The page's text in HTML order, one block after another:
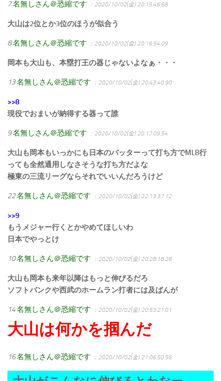
7名無しさん＠恐縮です ：2020/10/02(金) 20:15:46.68
大山は2位とか3位のほうが似合う
8名無しさん＠恐縮です ：2020/10/02(金) 20:16:54.09
岡本も大山も、本塁打王の器じゃないよなぁ・・・
13名無しさん＠恐縮です ：2020/10/02(金) 20:43:40.90
>>8
現役でおまいが納得する器って誰
9名無しさん＠恐縮です ：2020/10/02(金) 20:17:09.54
大山も岡本もいっかにも日本のバッターって打ち方でMLB行
っても全然通用しなさそうな打ち方だよな
極東の三流リーグならそれでいいんだろうけど
22名無しさん＠恐縮です ：2020/10/02(金) 22:13:37.12
>>9
もうメジャー行くとかやめてほしいわ
日本でやっとけ
10名無しさん＠恐縮です ：2020/10/02(金) 20:28:18.28
大山も岡本も来年以降はもっと伸びるだろ
ソフトバンクや西武のホームラン打者には及ばんが
14名無しさん＠恐縮です ：2020/10/02(金) 20:53:21.01
大山は何かを掴んだ
16名無しさん＠恐縮です ：2020/10/02(金) 21:06:50.56